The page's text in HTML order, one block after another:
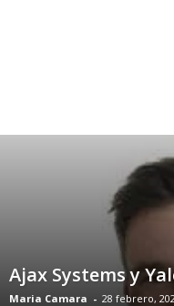
Ajax Systems y
Maria Camara - 28 febrero,